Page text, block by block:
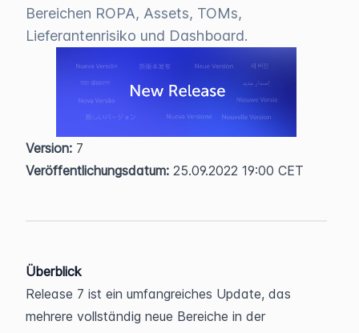
Bereichen ROPA, Assets, TOMs,
Lieferantenrisiko und Dashboard.
Version: 7
Veröffentlichungsdatum: 25.09.2022 19:00 CET
Überblick
Release 7 ist ein umfangreiches Update, das
mehrere vollständig neue Bereiche in der